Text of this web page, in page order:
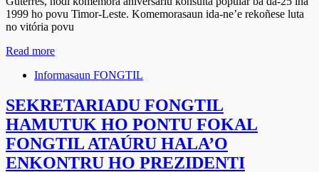
1999 ho povu Timor-Leste. Komemorasaun ida-ne’e rekoñese luta
no vitória povu
Read more
Informasaun FONGTIL
SEKRETARIADU FONGTIL
HAMUTUK HO PONTU FOKAL
FONGTIL ATAÚRU HALA’O
ENKONTRU HO PREZIDENTI